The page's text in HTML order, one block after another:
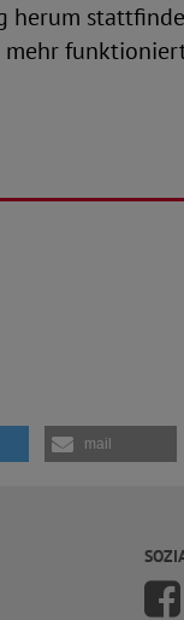
herum
mail